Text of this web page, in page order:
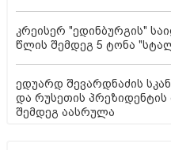
კრეისერ "ედინბურგის"
წლის შემდეგ 5 ტონა
ედუარდ შევარდნაძის
და რუსეთის
შემდეგ აასრულა